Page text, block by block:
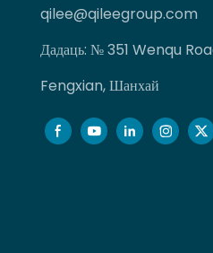
qilee@qileegroup.com
Дадаць: № 351 Wenqu
Fengxian, Шанхай